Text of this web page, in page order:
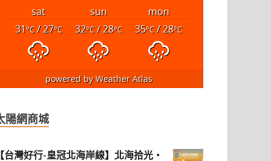
sat sun
mon
31°C/ 27°C 32°C/ 28°C 35°C/ 28°C
powered byWeather Atlas
陽網商城
台灣好行-皇冠北海岸線】北海拾光・